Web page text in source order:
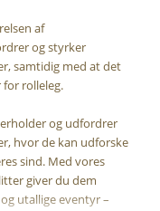
af
og styrker
samtidig med at det
rolleleg.
og udfordrer
hvor de kan udforske
sind. Med vores
giver du dem
utallige eventyr –